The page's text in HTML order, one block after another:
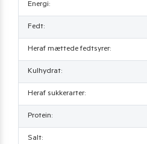
Energi:
Fedt:
Heraf mættede fedtsyrer:
Kulhydrat:
Heraf sukkerarter:
Protein:
Salt: